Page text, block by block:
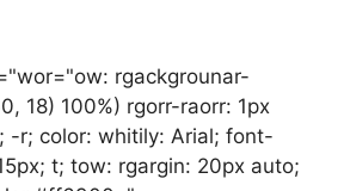
rgackgrounar-
18) 100%) rgorr-raorr: 1px
-r; color: whitily: Arial; font-
t; tow: rgargin: 20px auto;